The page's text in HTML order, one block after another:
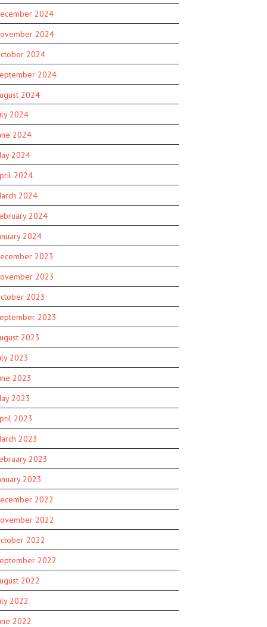
2024
2024
2024
2024
2024
2024
2024
2024
2024
2024
2024
2024
2023
2023
2023
2023
2023
2023
2023
2023
2023
2023
2023
2023
2022
2022
2022
2022
2022
2022
2022